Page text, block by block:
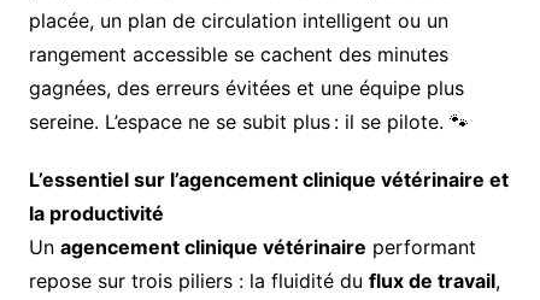
placée, un plan de circulation intelligent ou un
rangement accessible se cachent des minutes
gagnées, des erreurs évitées et une équipe plus
sereine. L’espace ne se subit plus : il se pilote. 🐾
L’essentiel sur l’agencement clinique vétérinaire et
la productivité
Un agencement clinique vétérinaire performant
repose sur trois piliers : la fluidité du flux de travail,